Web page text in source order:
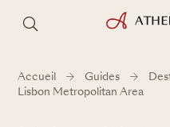
Accueil Guides
Lisbon Metropolitan Area